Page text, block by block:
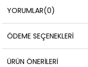
YORUMLAR(0)
ÖDEME SEÇENEKLERI
ÜRÜN ÖNERILERI